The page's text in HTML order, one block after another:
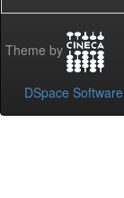
Theme by
DSpace Software